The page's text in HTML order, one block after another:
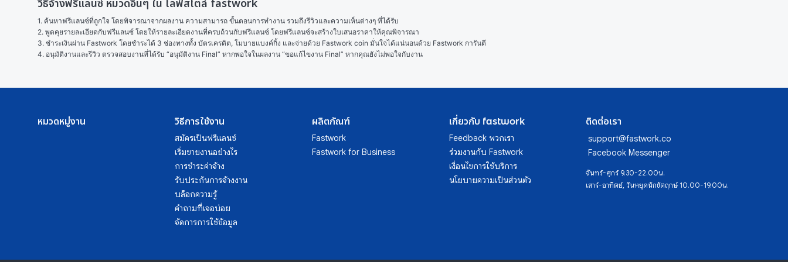
วิธีจ้างฟรีแลนซ์ หมวดอื่นๆ ใน ไลฟ์สไตล์ fastwork
1. ค้นหาฟรีแลนซ์ที่ถูกใจ โดยพิจารณาจากผลงาน ความสามารถ ขั้นตอนการทำงาน รวมถึงรีวิวและความเห็นต่างๆ ที่ได้รับ
2. พูดคุยรายละเอียดกับฟรีแลนซ์ โดยให้รายละเอียดงานที่ครบถ้วนกับฟรีแลนซ์ โดยฟรีแลนซ์จะสร้างใบเสนอราคาให้คุณพิจารณา
3. ชำระเงินผ่าน Fastwork โดยชำระได้ 3 ช่องทางทั้ง บัตรเครดิต, โมบายแบงค์กิ้ง และจ่ายด้วย Fastwork coin มั่นใจได้แน่นอนด้วย Fastwork การันตี
4. อนุมัติงานและรีวิว ตรวจสอบงานที่ได้รับ “อนุมัติงาน Final” หากพอใจในผลงาน “ขอแก้ไขงาน Final” หากคุณยังไม่พอใจกับงาน
หมวดหมู่งาน วิธีการใช้งาน
สมัครเป็นฟรีแลนซ์
เริ่มขายงานอย่างไร
การชำระค่าจ้าง
รับประกันการจ้างงาน
บล็อกความรู้
คำถามที่เจอบ่อย
จัดการการใช้ข้อมูล
ผลิตภัณฑ์
Fastwork
Fastwork for Business
เกี่ยวกับ fastwork
Feedback พวกเรา
ร่วมงานกับ Fastwork
เงื่อนไขการใช้บริการ
นโยบายความเป็นส่วนตัว
ติดต่อเรา
support@fastwork.co
Facebook Messenger
จันทร์-ศุกร์ 9.30-22.00น.
เสาร์-อาทิตย์, วันหยุดนักขัตฤกษ์ 10.00-19.00น.